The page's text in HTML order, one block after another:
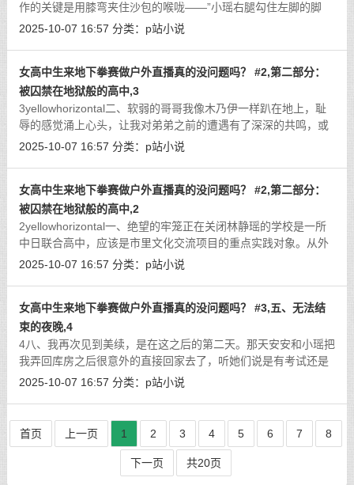
作的关键是用膝弯夹住沙包的喉咙——”小瑶右腿勾住左脚的脚
踝，把我的脖子套进两腿之间的空隙，然后死死勒住，“然后就很
2025-10-07 16:57 分类： p站小说
女高中生来地下拳赛做户外直播真的没问题吗？ #2,第二部分：
被囚禁在地狱般的高中,3
3yellowhorizontal二、软弱的哥哥我像木乃伊一样趴在地上，耻
辱的感觉涌上心头，让我对弟弟之前的遭遇有了深深的共鸣，或
者说，这种被两个女生用链子拴住，狗一样被牵着的感觉，要比
2025-10-07 16:57 分类： p站小说
女高中生来地下拳赛做户外直播真的没问题吗？ #2,第二部分：
被囚禁在地狱般的高中,2
2yellowhorizontal一、绝望的牢笼正在关闭林静瑶的学校是一所
中日联合高中，应该是市里文化交流项目的重点实践对象。从外
面看过去，只能感觉到是一所设施很先进的学校，而且似乎现代
2025-10-07 16:57 分类： p站小说
女高中生来地下拳赛做户外直播真的没问题吗？ #3,五、无法结
束的夜晚,4
4八、我再次见到美续，是在这之后的第二天。那天安安和小瑶把
我弄回库房之后很意外的直接回家去了，听她们说是有考试还是
什么的事情，所以不能“陪我玩”了。当然，对我来说，不陪我玩
2025-10-07 16:57 分类： p站小说
首页 上一页 1 2 3 4 5 6 7 8
下一页 共20页